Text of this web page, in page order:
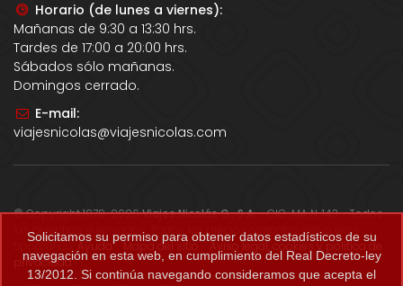
Horario (de lunes a viernes):
Mañanas de 9:30 a 13:30 hrs.
Tardes de 17:00 a 20:00 hrs.
Sábados sólo mañanas.
Domingos cerrado.
E-mail:
viajesnicolas@viajesnicolas.com
© Copyright 1979-2026Viajes Nicolás G., S.A.- CIC-MA N. 143 - Todos
los derechos reservados. Todos los precios correctos salvo error
tipográfico.Ayuda -Mapa del sitio-Aviso legal, cookies y política de
privacidad.
Solicitamos su permiso para obtener datos estadísticos de su
navegación en esta web, en cumplimiento del Real Decreto-ley
13/2012. Si continúa navegando consideramos que acepta el